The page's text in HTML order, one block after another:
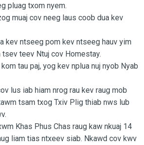
pluag txom nyem.
muaj cov neeg laus coob dua kev
kev ntseeg pom kev ntseeg hauv yim
teev Ntuj cov Homestay.
tau paj, yog kev nplua nuj nyob Nyab
lus iab hiam nrog rau kev raug mob
tsam txog Txiv Plig thiab nws lub
Khas Phus Chas raug kaw nkuaj 14
liam tias ntxeev siab. Nkawd cov kwv